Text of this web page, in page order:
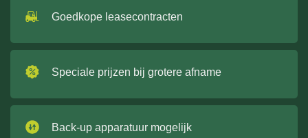
Goedkope leasecontracten
Speciale prijzen bij grotere afname
Back-up apparatuur mogelijk